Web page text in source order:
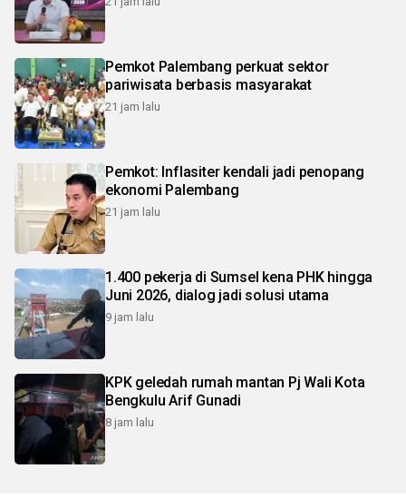
Pemkot Palembang perkuat sektor
pariwisata berbasis masyarakat
21 jam lalu
Pemkot: Inflasiter kendali jadi penopang
ekonomi Palembang
21 jam lalu
1.400 pekerja di Sumsel kena PHK hingga
Juni 2026, dialog jadi solusi utama
9 jam lalu
KPK geledah rumah mantan Pj Wali Kota
Bengkulu Arif Gunadi
8 jam lalu